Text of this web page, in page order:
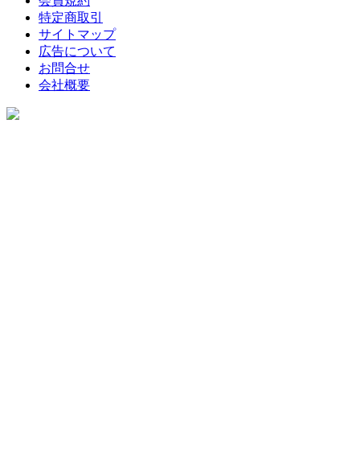
特定商取引
サイトマップ
広告について
お問合せ
会社概要